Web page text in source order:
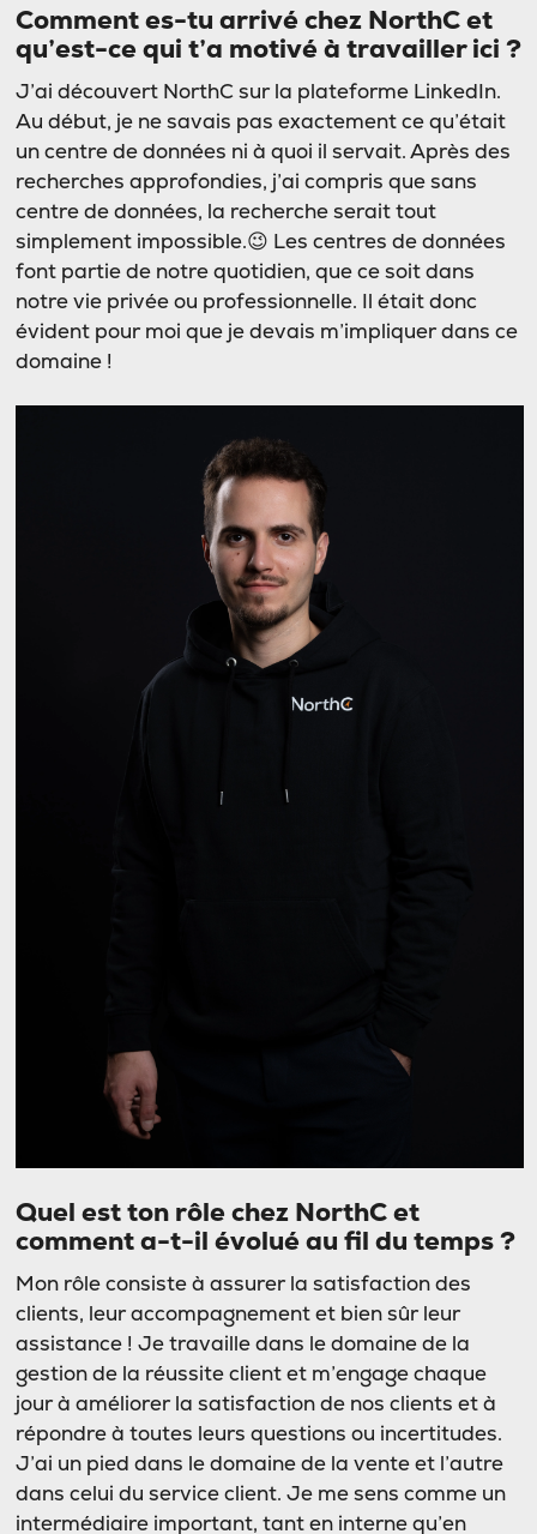
Comment es-tu arrivé chez NorthC et
qu’est-ce qui t’a motivé à travailler ici ?
J’ai découvert NorthC sur la plateforme LinkedIn.
Au début, je ne savais pas exactement ce qu’était
un centre de données ni à quoi il servait. Après des
recherches approfondies, j’ai compris que sans
centre de données, la recherche serait tout
simplement impossible.😉 Les centres de données
font partie de notre quotidien, que ce soit dans
notre vie privée ou professionnelle. Il était donc
évident pour moi que je devais m’impliquer dans ce
domaine !
Quel est ton rôle chez NorthC et
comment a-t-il évolué au fil du temps ?
Mon rôle consiste à assurer la satisfaction des
clients, leur accompagnement et bien sûr leur
assistance ! Je travaille dans le domaine de la
gestion de la réussite client et m’engage chaque
jour à améliorer la satisfaction de nos clients et à
répondre à toutes leurs questions ou incertitudes.
J’ai un pied dans le domaine de la vente et l’autre
dans celui du service client. Je me sens comme un
intermédiaire important, tant en interne qu’en